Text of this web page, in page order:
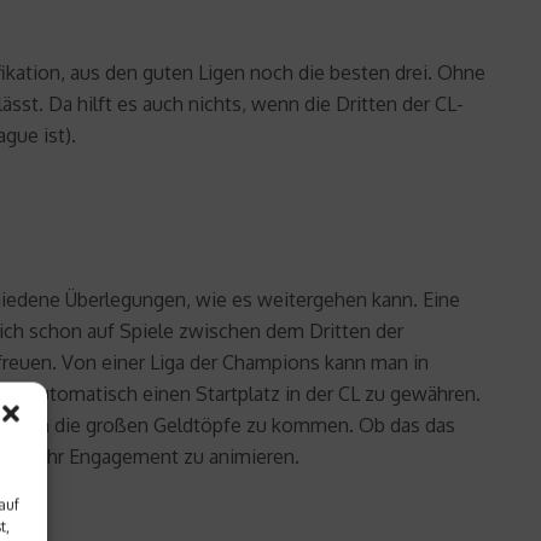
aus den guten Ligen noch die besten drei. Ohne
Da hilft es auch nichts, wenn die Dritten der CL-
ist).
Überlegungen, wie es weitergehen kann. Eine
schon auf Spiele zwischen dem Dritten der
Von einer Liga der Champions kann man in
automatisch einen Startplatz in der CL zu gewähren.
an die großen Geldtöpfe zu kommen. Ob das das
mehr Engagement zu animieren.